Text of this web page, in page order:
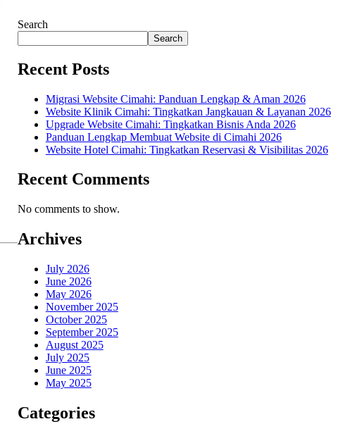
Search
Search
Recent Posts
Migrasi Website Cimahi: Panduan Lengkap & Aman 2026
Website Klinik Cimahi: Tingkatkan Jangkauan & Layanan 2026
Upgrade Website Cimahi: Tingkatkan Bisnis Anda 2026
Panduan Lengkap Membuat Website di Cimahi 2026
Website Hotel Cimahi: Tingkatkan Reservasi & Visibilitas 2026
Recent Comments
No comments to show.
Archives
July 2026
June 2026
May 2026
November 2025
October 2025
September 2025
August 2025
July 2025
June 2025
May 2025
Categories